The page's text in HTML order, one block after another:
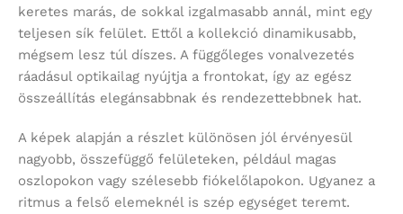
keretes marás, de sokkal izgalmasabb annál, mint egy
teljesen sík felület. Ettől a kollekció dinamikusabb,
mégsem lesz túl díszes. A függőleges vonalvezetés
ráadásul optikailag nyújtja a frontokat, így az egész
összeállítás elegánsabbnak és rendezettebbnek hat.
A képek alapján a részlet különösen jól érvényesül
nagyobb, összefüggő felületeken, például magas
oszlopokon vagy szélesebb fiókelőlapokon. Ugyanez a
ritmus a felső elemeknél is szép egységet teremt.